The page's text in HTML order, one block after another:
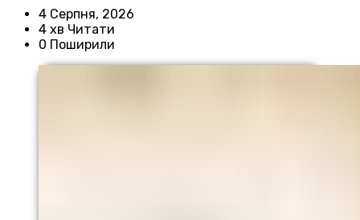
4 Серпня, 2026
4 хв Читати
0 Поширили